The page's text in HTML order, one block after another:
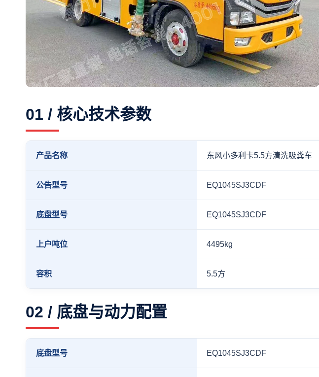
01 / 核心技术参数
产品名称 东风小多利卡5.5方清洗吸粪车
公告型号 EQ1045SJ3CDF
底盘型号 EQ1045SJ3CDF
上户吨位 4495kg
容积 5.5方
02 / 底盘与动力配置
底盘型号 EQ1045SJ3CDF